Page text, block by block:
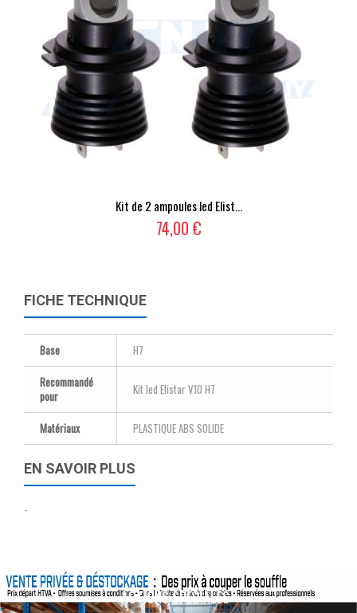
Kit de 2 ampoules led Elist...
74,00 €
FICHE TECHNIQUE
Base
H7
Recommandé
pour
Kit led Elistar V10 H7
Matériaux PLASTIQUE ABS SOLIDE
EN SAVOIR PLUS
-
ACTIONS SPÉCIALES